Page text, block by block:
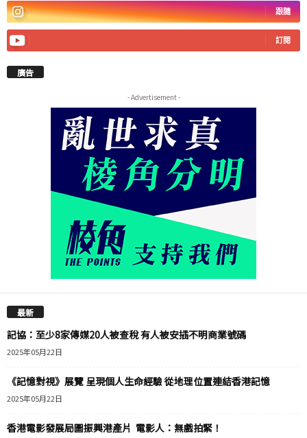
跟隨
訂閱
廣告
- Advertisement -
最新
記協：至少8家傳媒20人被查稅 有人被安插不明商業號碼
2025年05月22日
《記憶對視》展覽 呈現個人生命經驗 從地理位置連結香港記憶
2025年05月22日
香港電影發展局圖振興港產片 電影人：無戲拍緊！